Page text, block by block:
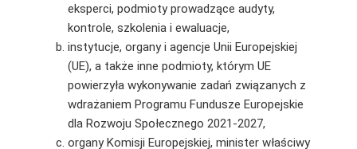
eksperci, podmioty prowadzące audyty,
kontrole, szkolenia i ewaluacje,
instytucje, organy i agencje Unii Europejskiej
(UE), a także inne podmioty, którym UE
powierzyła wykonywanie zadań związanych z
wdrażaniem Programu Fundusze Europejskie
dla Rozwoju Społecznego 2021-2027,
organy Komisji Europejskiej, minister właściwy